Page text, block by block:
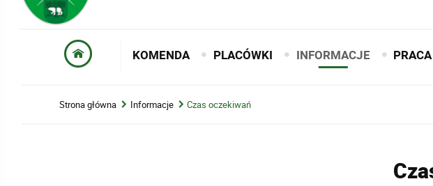
KOMENDA PLACÓWKI INFORMACJE PRACA
Strona główna Informacje Czas oczekiwań